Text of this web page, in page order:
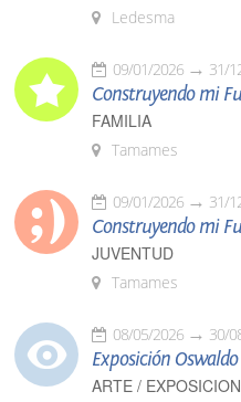
Ledesma
09/01/2026 31/
Construyendo mi
FAMILIA
Tamames
09/01/2026 31/
Construyendo mi
JUVENTUD
Tamames
08/05/2026 30/
Exposición
ARTE /